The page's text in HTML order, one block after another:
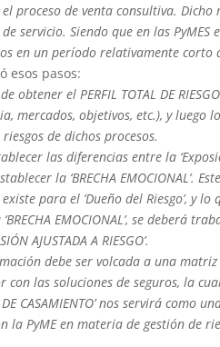
proceso de venta consultiva.
servicio. Siendo que en las
en un período relativamente corto
esos pasos:
obtener el PERFIL TOTAL DE
mercados, objetivos, etc.), y luego
de dichos procesos.
las diferencias entre la
la ‘BRECHA EMOCIONAL’.
para el ‘Dueño del Riesgo’, y
EMOCIONAL’, se deberá
AJUSTADA A RIESGO’.
debe ser volcada a una
las soluciones de seguros, la cual
DE CASAMIENTO’ nos servirá como
la PyME en materia de gestión de